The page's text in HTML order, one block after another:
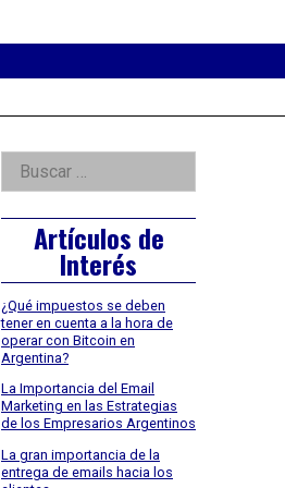
Right
Asides
Buscar:
Artículos de
Interés
¿Qué impuestos se deben
tener en cuenta a la hora de
operar con Bitcoin en
Argentina?
La Importancia del Email
Marketing en las Estrategias
de los Empresarios Argentinos
La gran importancia de la
entrega de emails hacia los